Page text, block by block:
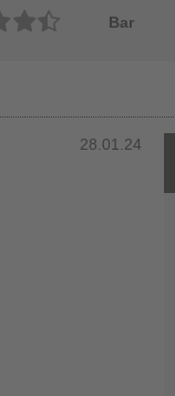
Bar
28.01.24